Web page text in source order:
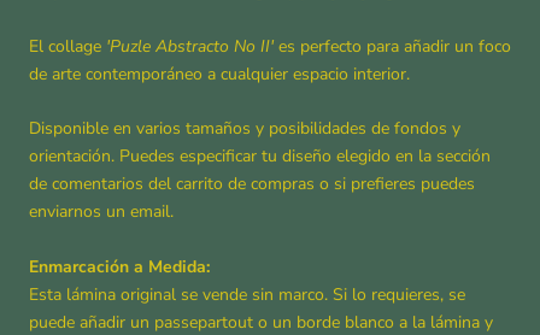
El collage 'Puzle Abstracto No II' es perfecto para añadir un foco
de arte contemporáneo a cualquier espacio interior.
Disponible en varios tamaños y posibilidades de fondos y
orientación. Puedes especificar tu diseño elegido en la sección
de comentarios del carrito de compras o si prefieres puedes
enviarnos un email.
Enmarcación a Medida:
Esta lámina original se vende sin marco. Si lo requieres, se
puede añadir un passepartout o un borde blanco a la lámina y